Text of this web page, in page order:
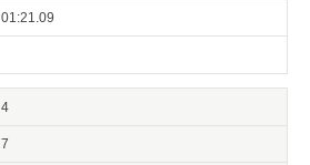
01:21.09
4
7